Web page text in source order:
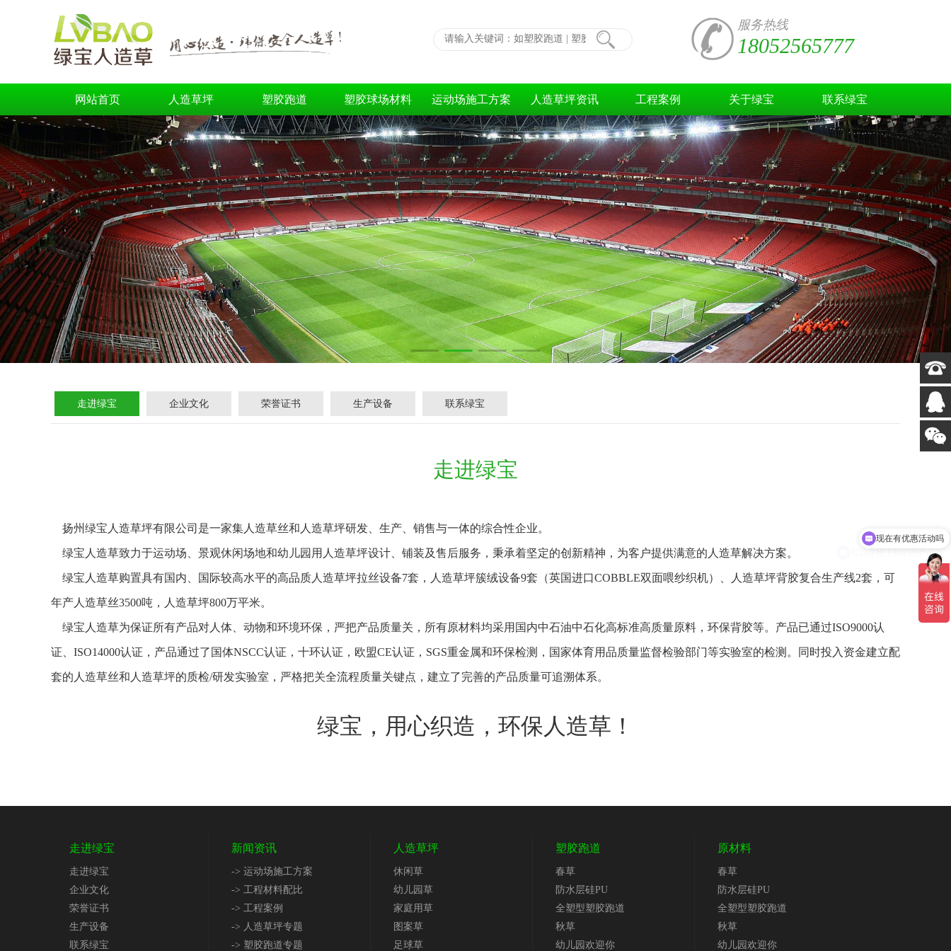
服务热线
18052565777
网站首页 人造草坪 塑胶跑道 塑胶球场材料 运动场施工方案 人造草坪资讯 工程案例 关于绿宝 联系绿宝
走进绿宝 企业文化 荣誉证书 生产设备 联系绿宝
走进绿宝
扬州绿宝人造草坪有限公司是一家集人造草丝和人造草坪研发、生产、销售与一体的综合性企业。
绿宝人造草致力于运动场、景观休闲场地和幼儿园用人造草坪设计、铺装及售后服务，秉承着坚定的创新精神，为客户提供满意的人造草解决方案。
绿宝人造草购置具有国内、国际较高水平的高品质人造草坪拉丝设备7套，人造草坪簇绒设备9套（英国进口COBBLE双面喂纱织机）、人造草坪背胶复合生产线2套，可
年产人造草丝3500吨，人造草坪800万平米。
绿宝人造草为保证所有产品对人体、动物和环境环保，严把产品质量关，所有原材料均采用国内中石油中石化高标准高质量原料，环保背胶等。产品已通过ISO9000认
证、ISO14000认证，产品通过了国体NSCC认证，十环认证，欧盟CE认证，SGS重金属和环保检测，国家体育用品质量监督检验部门等实验室的检测。同时投入资金建立配
套的人造草丝和人造草坪的质检/研发实验室，严格把关全流程质量关键点，建立了完善的产品质量可追溯体系。
绿宝，用心织造，环保人造草！
走进绿宝
走进绿宝
企业文化
荣誉证书
生产设备
联系绿宝
新闻资讯
-> 运动场施工方案
-> 工程材料配比
-> 工程案例
-> 人造草坪专题
-> 塑胶跑道专题
人造草坪
休闲草
幼儿园草
家庭用草
图案草
足球草
塑胶跑道
春草
防水层硅PU
全塑型塑胶跑道
秋草
幼儿园欢迎你
原材料
春草
防水层硅PU
全塑型塑胶跑道
秋草
幼儿园欢迎你
可以介绍下你们的产品么